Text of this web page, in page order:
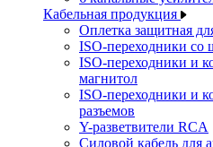
Кабельная продукция
Оплетка защитная
ISO-переходники со
ISO-переходники и
магнитол
ISO-переходники и
разъемов
Y-разветвители RCA
Силовой кабель для